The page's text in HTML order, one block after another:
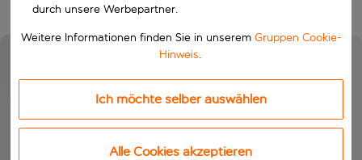
durch unsere Werbepartner.
Weitere Informationen finden Sie in unserem Gruppen Cookie-
Hinweis.
Ich möchte selber auswählen
Alle Cookies akzeptieren